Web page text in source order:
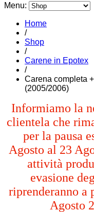
Menu:
Home
/
Shop
/
Carene in Epotex
/
Carena completa
(2005/2006)
Informiamo la
clientela che
per la pausa
Agosto al 23
attività
evasione
riprenderanno a
Agosto